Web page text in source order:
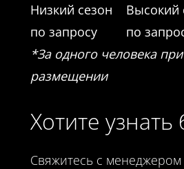
Низкий сезон
по запросу
Высокий
по
*За одного человека
размещении
Хотите
Свяжитесь с менеджером